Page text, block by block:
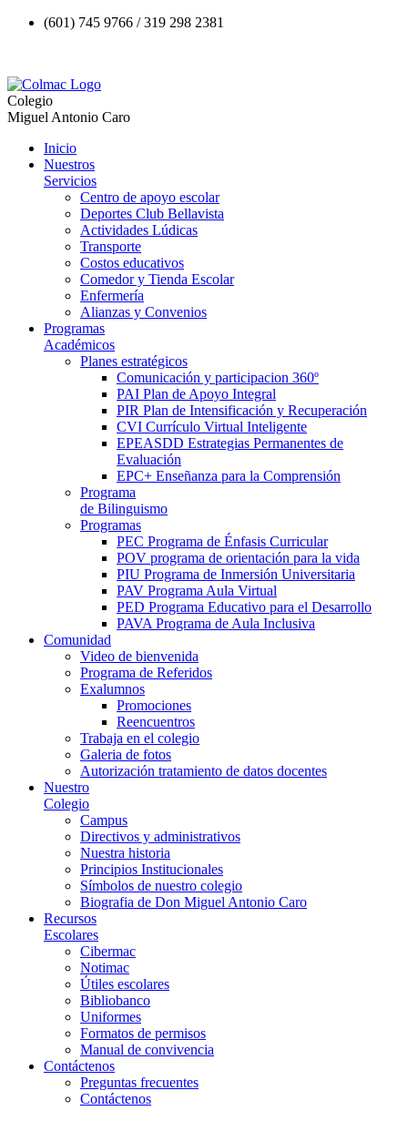
(601) 745 9766 / 319 298 2381
Colegio
Miguel Antonio Caro
Inicio
Nuestros
Servicios
Centro de apoyo escolar
Deportes Club Bellavista
Actividades Lúdicas
Transporte
Costos educativos
Comedor y Tienda Escolar
Enfermería
Alianzas y Convenios
Programas
Académicos
Planes estratégicos
Comunicación y participacion 360º
PAI Plan de Apoyo Integral
PIR Plan de Intensificación y Recuperación
CVI Currículo Virtual Inteligente
EPEASDD Estrategias Permanentes de
Evaluación
EPC+ Enseñanza para la Comprensión
Programa
de Bilinguismo
Programas
PEC Programa de Énfasis Curricular
POV programa de orientación para la vida
PIU Programa de Inmersión Universitaria
PAV Programa Aula Virtual
PED Programa Educativo para el Desarrollo
PAVA Programa de Aula Inclusiva
Comunidad
Video de bienvenida
Programa de Referidos
Exalumnos
Promociones
Reencuentros
Trabaja en el colegio
Galeria de fotos
Autorización tratamiento de datos docentes
Nuestro
Colegio
Campus
Directivos y administrativos
Nuestra historia
Principios Institucionales
Símbolos de nuestro colegio
Biografia de Don Miguel Antonio Caro
Recursos
Escolares
Cibermac
Notimac
Útiles escolares
Bibliobanco
Uniformes
Formatos de permisos
Manual de convivencia
Contáctenos
Preguntas frecuentes
Contáctenos